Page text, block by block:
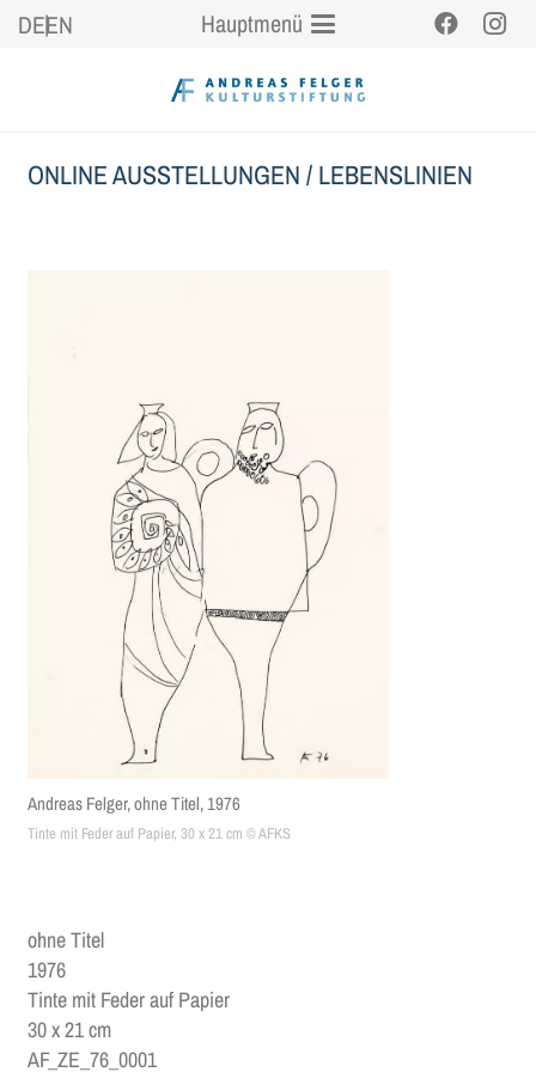
DEEN Hauptmenü
ONLINE AUSSTELLUNGEN / LEBENSLINIEN
Andreas Felger, ohne Titel, 1976
Tinte mit Feder auf Papier, 30 x 21 cm © AFKS
ohne Titel
1976
Tinte mit Feder auf Papier
30 x 21 cm
AF_ZE_76_0001